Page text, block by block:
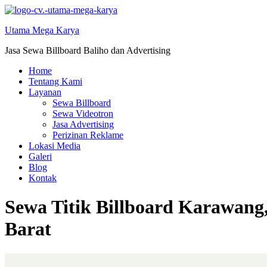
Skip
content
Utama Mega Karya
Jasa Sewa Billboard Baliho dan Advertising
Home
Tentang Kami
Layanan
Sewa Billboard
Sewa Videotron
Jasa Advertising
Perizinan Reklame
Lokasi Media
Galeri
Blog
Kontak
Sewa Titik Billboard
Barat